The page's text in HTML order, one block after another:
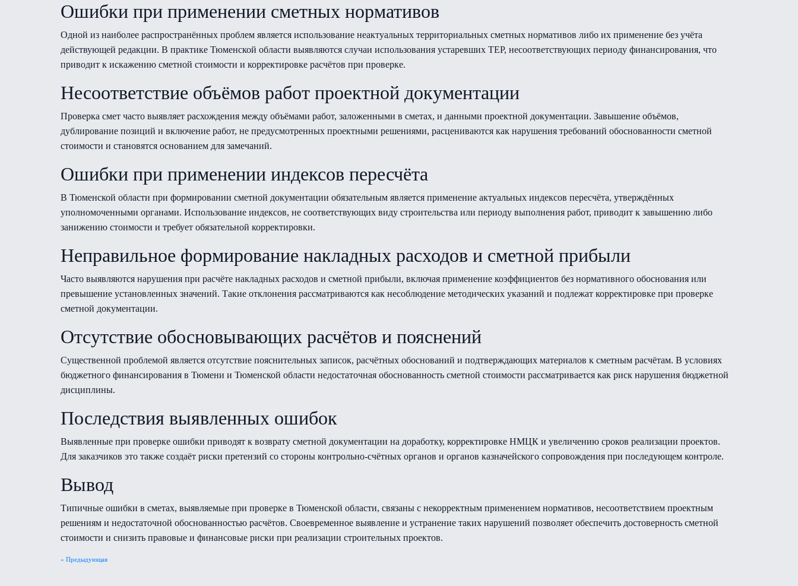
Ошибки при применении сметных нормативов
Одной из наиболее распространённых проблем является использование неактуальных территориальных сметных нормативов либо их применение без учёта
действующей редакции. В практике Тюменской области выявляются случаи использования устаревших ТЕР, несоответствующих периоду финансирования, что
приводит к искажению сметной стоимости и корректировке расчётов при проверке.
Несоответствие объёмов работ проектной документации
Проверка смет часто выявляет расхождения между объёмами работ, заложенными в сметах, и данными проектной документации. Завышение объёмов,
дублирование позиций и включение работ, не предусмотренных проектными решениями, расцениваются как нарушения требований обоснованности сметной
стоимости и становятся основанием для замечаний.
Ошибки при применении индексов пересчёта
В Тюменской области при формировании сметной документации обязательным является применение актуальных индексов пересчёта, утверждённых
уполномоченными органами. Использование индексов, не соответствующих виду строительства или периоду выполнения работ, приводит к завышению либо
занижению стоимости и требует обязательной корректировки.
Неправильное формирование накладных расходов и сметной прибыли
Часто выявляются нарушения при расчёте накладных расходов и сметной прибыли, включая применение коэффициентов без нормативного обоснования или
превышение установленных значений. Такие отклонения рассматриваются как несоблюдение методических указаний и подлежат корректировке при проверке
сметной документации.
Отсутствие обосновывающих расчётов и пояснений
Существенной проблемой является отсутствие пояснительных записок, расчётных обоснований и подтверждающих материалов к сметным расчётам. В условиях
бюджетного финансирования в Тюмени и Тюменской области недостаточная обоснованность сметной стоимости рассматривается как риск нарушения бюджетной
дисциплины.
Последствия выявленных ошибок
Выявленные при проверке ошибки приводят к возврату сметной документации на доработку, корректировке НМЦК и увеличению сроков реализации проектов.
Для заказчиков это также создаёт риски претензий со стороны контрольно-счётных органов и органов казначейского сопровождения при последующем контроле.
Вывод
Типичные ошибки в сметах, выявляемые при проверке в Тюменской области, связаны с некорректным применением нормативов, несоответствием проектным
решениям и недостаточной обоснованностью расчётов. Своевременное выявление и устранение таких нарушений позволяет обеспечить достоверность сметной
стоимости и снизить правовые и финансовые риски при реализации строительных проектов.
« Предыдующая